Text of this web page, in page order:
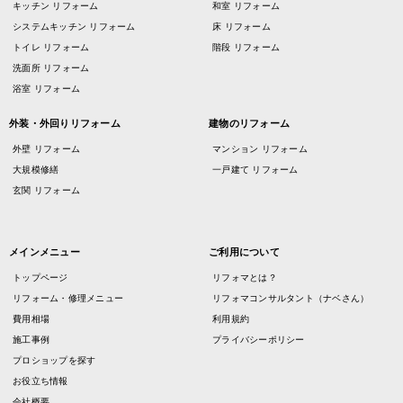
キッチン リフォーム
システムキッチン リフォーム
トイレ リフォーム
洗面所 リフォーム
浴室 リフォーム
和室 リフォーム
床 リフォーム
階段 リフォーム
外装・外回りリフォーム
外壁 リフォーム
大規模修繕
玄関 リフォーム
建物のリフォーム
マンション リフォーム
一戸建て リフォーム
メインメニュー
トップページ
リフォーム・修理メニュー
費用相場
施工事例
プロショップを探す
お役立ち情報
ご利用について
リフォマとは？
リフォマコンサルタント（ナベさん）
利用規約
プライバシーポリシー